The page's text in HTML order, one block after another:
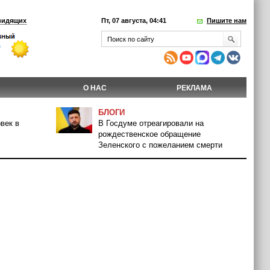
Пт, 07 августа, 04:41 Пишите нам
О НАС РЕКЛАМА
в
БЛОГИ
В Госдуме отреагировали на
рождественское обращение
Зеленского с пожеланием смерти